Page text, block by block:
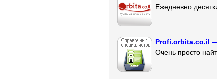
Ежедневно
Profi.orbita.co.il
Очень просто